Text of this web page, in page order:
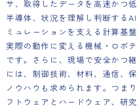
サ、取得したデータを高速かつ
半導体、状況を理解し判断する
ミュレーションを支える計算基
実際の動作に変える機械・ロボ
です。さらに、現場で安全かつ
には、制御技術、材料、通信、
ノウハウも求められます。つま
フトウェアとハードウェア、研